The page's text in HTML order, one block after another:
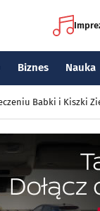
Biznes Nauka
Babki i Kiszki